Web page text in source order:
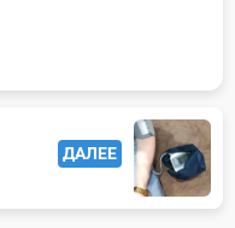
ДАЛЕЕ